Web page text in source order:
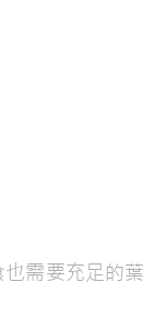
需要充足的葉